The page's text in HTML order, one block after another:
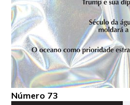
Número 73